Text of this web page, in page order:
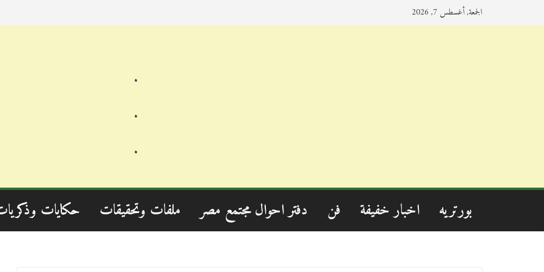
الجمعة, أغسطس 7, 2026
.
.
.
بورتريه اخبار خفيفة فن دفتر احوال مجتمع مصر ملفات وتحقيقات حكايات